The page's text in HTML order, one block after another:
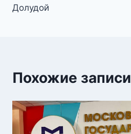
Долудой
Похожие записи